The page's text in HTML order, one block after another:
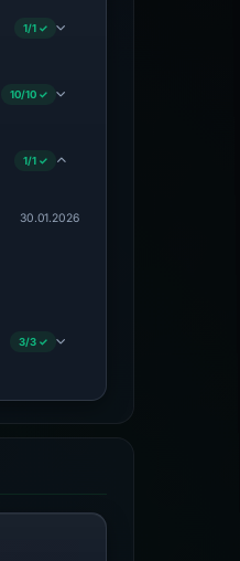
1/1 ✓
· Technical Analysis Recorded ·
10/10 ✓
1/1 ✓
30.01.2026
3/3 ✓